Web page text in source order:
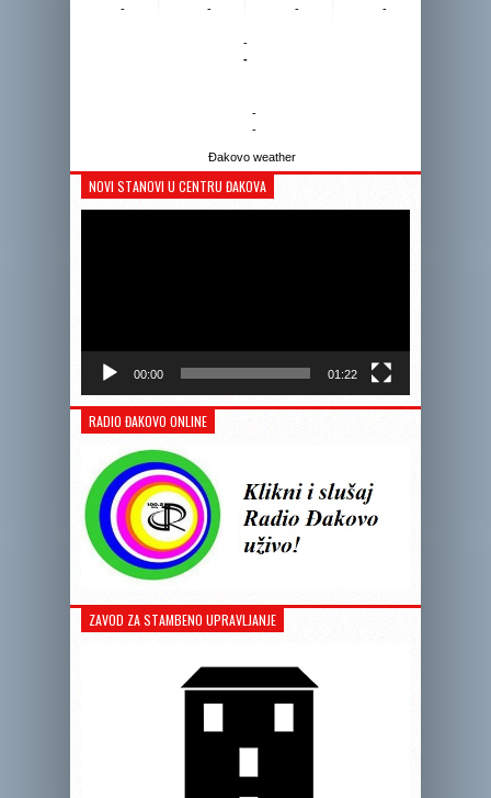
-
-
-
-
-
-
-
-
Đakovo weather
NOVI STANOVI U CENTRU ĐAKOVA
00:00 01:22
RADIO ĐAKOVO ONLINE
ZAVOD ZA STAMBENO UPRAVLJANJE